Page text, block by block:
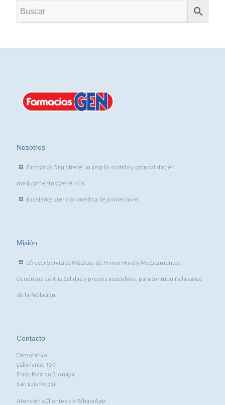
Nosotros
Farmacias Gen ofrece un amplio surtido y gran calidad en
medicamentos genéricos.
Excelente atención médica de primer nivel.
Misión
Ofrecer Servicios Médicos de Primer Nivel y Medicamentos
Genéricos de Alta Calidad y precios accesibles, para contribuir a la salud
de la Población.
Contacto
Corporativo:
Calle Israel 305
Fracc. Ricardo B. Anaya.
San Luis Potosí
Atención a Clientes vía WhatsApp: